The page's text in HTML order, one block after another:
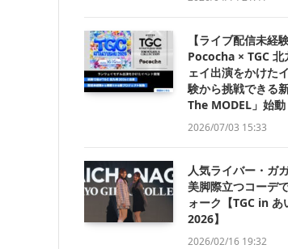
【ライブ配信未経
Pococha × TGC
ェイ出演をかけた
験から挑戦できる
The MODEL」始動
2026/07/03 15:33
人気ライバー・ガ
美脚際立つコーデ
ォーク【TGC in あ
2026】
2026/02/16 19:32